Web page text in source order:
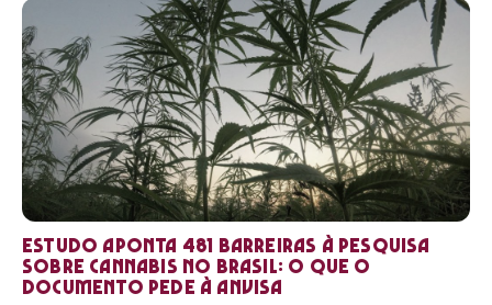
Estudo aponta 481 barreiras à pesquisa
sobre cannabis no Brasil: o que o
documento pede à Anvisa